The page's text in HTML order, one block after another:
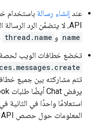
عند إنشاء رسالة
API، لا يتضمّن الرد الرسالة الكاملة. يتم ملء الحقلَين
name و thread.name
تخضع خطافات الويب لحصة
تتم مشاركته بين جميع
استعلامًا واحدًا في الثانية
المعلومات حول حصص Chat API، يُرجى الاطّلاع على